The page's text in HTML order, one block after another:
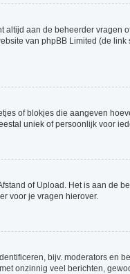
altijd aan de beheerder vragen
van phpBB Limited (de link
of blokjes die aangeven
uniek of persoonlijk voor
of Upload. Het is aan de
voor je vragen hierover.
bijv. moderators en
onzinnig veel berichten,